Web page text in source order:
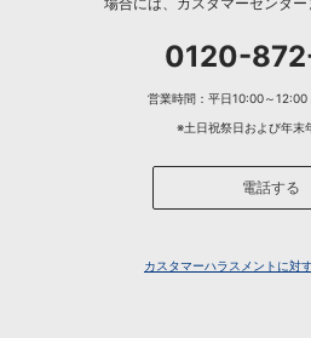
0120-
営業時間：平日10:00～
※土日祝祭日および年末
電話する
カスタマーハラスメントに対